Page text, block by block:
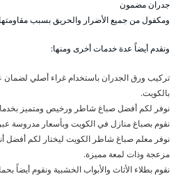
جدران مضمون
ومكفول من جميع الأضرار والحريق بسبب مقاومتها
ونقدم أيضاً عدة خدمات أخرى ومنها:
تركيب ورق الجدران باستخدام غراء أصلي
بالكويت.
نوفر لكم أفضل صباغ شاطر ورخيص ومتميز
نقوم بصباغ منازل في الكويت وبأسعار مدروسة
نوفر معلم صباغ شاطر الكويت ليختار لكم أفضل
مزعجة وذات لمعة مميزة.
نقوم بطلاء الأثاث والأبواب الخشبية ونقوم أيضاً